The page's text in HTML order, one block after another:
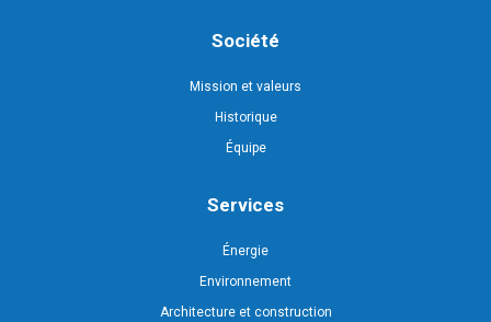
Société
Mission et valeurs
Historique
Équipe
Services
Énergie
Environnement
Architecture et construction